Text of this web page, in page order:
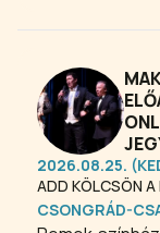
családdal,
2026.08.25.
ADD KÖLCSÖN A
CSONGRÁD-